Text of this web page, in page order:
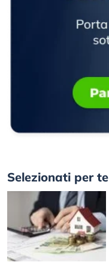
Selezionati per te